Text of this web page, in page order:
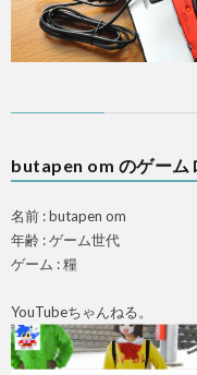
butapen om のゲー
名前 : butapen om
年齢 : ゲーム世代
ゲーム : 糧
YouTubeちゃんねる。